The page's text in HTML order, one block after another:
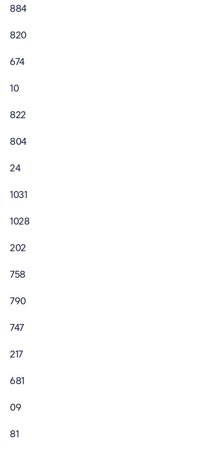
884
820
674
10
822
804
24
1031
1028
202
758
790
747
217
681
09
81